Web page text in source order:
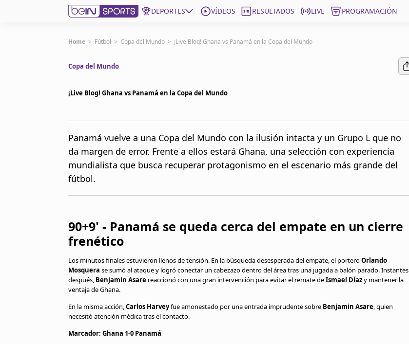
DEPORTES VÍDEOS RESULTADOS LIVE PROGRAMACIÓN
Get Bein
United States
Administrar notificaciones
Programación
Contáctanos
Home > Fútbol > Copa del Mundo > ¡Live Blog! Ghana vs Panamá en la Copa del Mundo
Copa del Mundo
¡Live Blog! Ghana vs Panamá en la Copa del Mundo
Panamá vuelve a una Copa del Mundo con la ilusión intacta y un Grupo L que no
da margen de error. Frente a ellos estará Ghana, una selección con experiencia
mundialista que busca recuperar protagonismo en el escenario más grande del
fútbol.
90+9' - Panamá se queda cerca del empate en un cierre
frenético
Los minutos finales estuvieron llenos de tensión. En la búsqueda desesperada del empate, el porteroOrlando
Mosquera se sumó al ataque y logró conectar un cabezazo dentro del área tras una jugada a balón parado. Instantes
después, Benjamin Asare reaccionó con una gran intervención para evitar el remate deIsmael Díazy mantener la
ventaja de Ghana.
En la misma acción,Carlos Harveyfue amonestado por una entrada imprudente sobre Benjamin Asare, quien
necesitó atención médica tras el contacto.
Marcador: Ghana 1-0 Panamá